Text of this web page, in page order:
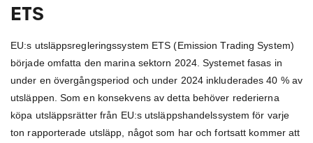
ETS
EU:s utsläppsregleringssystem ETS (Emission Trading System)
började omfatta den marina sektorn 2024. Systemet fasas in
under en övergångsperiod och under 2024 inkluderades 40 % av
utsläppen. Som en konsekvens av detta behöver rederierna
köpa utsläppsrätter från EU:s utsläppshandelssystem för varje
ton rapporterade utsläpp, något som har och fortsatt kommer att